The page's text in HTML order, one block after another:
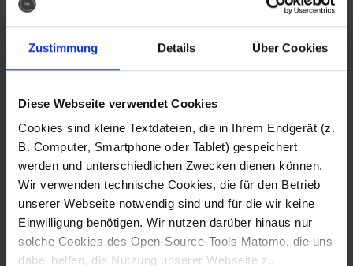
Zustimmung Details Über Cookies
Diese Webseite verwendet Cookies
Cookies sind kleine Textdateien, die in Ihrem Endgerät (z.
B. Computer, Smartphone oder Tablet) gespeichert
werden und unterschiedlichen Zwecken dienen können.
Wir verwenden technische Cookies, die für den Betrieb
unserer Webseite notwendig sind und für die wir keine
Einwilligung benötigen. Wir nutzen darüber hinaus nur
solche Cookies des Open-Source-Tools Matomo, die uns
dabei helfen, die Nutzung unserer Webseite zu
Fotografo: Lorenz
Sternbach
Download
Fotografo: Lorenz
Sternbach
Download